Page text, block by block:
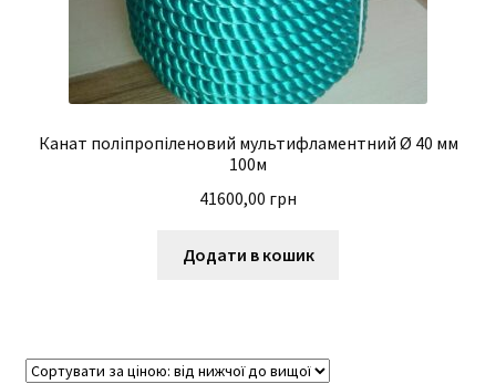
Канат поліпропіленовий мультифламентний Ø 40 мм
100м
41600,00 грн
Додати в кошик